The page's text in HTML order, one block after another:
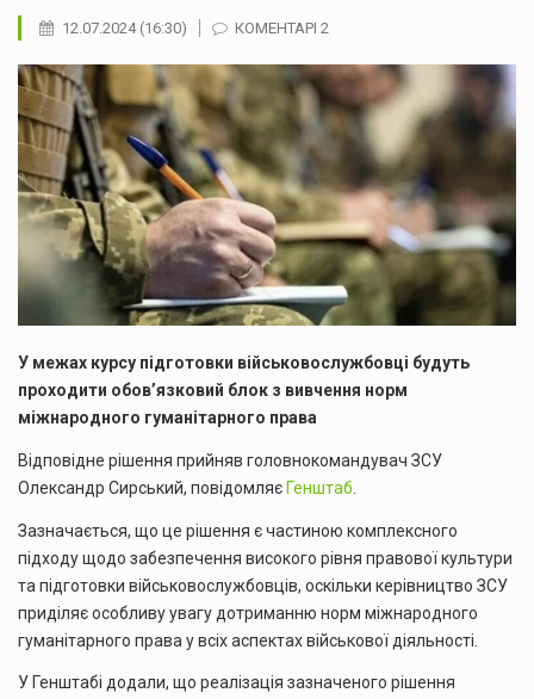
12.07.2024 (16:30) КОМЕНТАРІ 2
У межах курсу підготовки військовослужбовці будуть
проходити обов’язковий блок з вивчення норм
міжнародного гуманітарного права
Відповідне рішення прийняв головнокомандувач ЗСУ
Олександр Сирський, повідомляє Генштаб
Зазначається, що це рішення є частиною комплексного
підходу щодо забезпечення високого рівня правової культури
та підготовки військовослужбовців, оскільки керівництво ЗСУ
приділяє особливу увагу дотриманню норм міжнародного
гуманітарного права у всіх аспектах військової діяльності.
У Генштабі додали, що реалізація зазначеного рішення